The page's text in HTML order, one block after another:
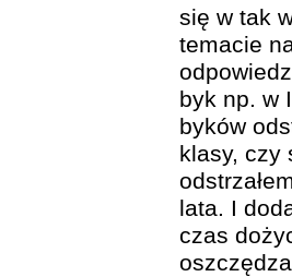
się w tak
temacie
byk np. w
byków
klasy, czy
lata. I
czas